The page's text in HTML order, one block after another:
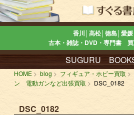
香川│高松│徳島│愛
古本・雑誌・DVD・専門書
SUGURU
HOME blog フィギュア・ホビー買取
ン 電動ガンなど出張買取
DSC_0182
DSC_0182